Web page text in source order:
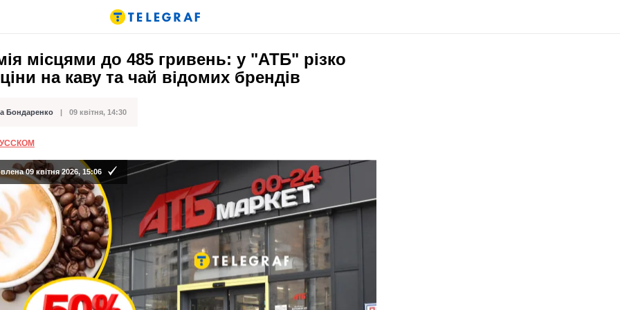
місцями до 485 гривень: у "АТБ" різко
на каву та чай відомих брендів
Бондаренко 09 квітня, 14:30
09 квітня 2026, 15:06